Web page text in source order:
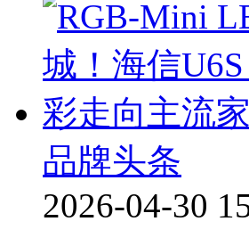
品牌头条
2026-04-30